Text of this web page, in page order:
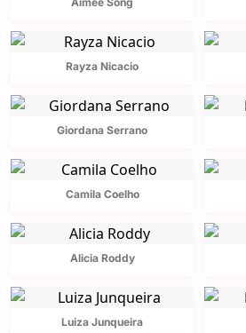
Rayza Nicacio
Giordana Serrano
Camila Coelho
Alicia Roddy
Luiza Junqueira